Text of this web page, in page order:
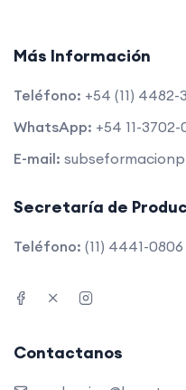
Más Información
Teléfono: +54 (11) 4482-
WhatsApp: +54 11-3702-
E-mail:
Secretaría de
Teléfono: (11) 4441-0806
Contactanos